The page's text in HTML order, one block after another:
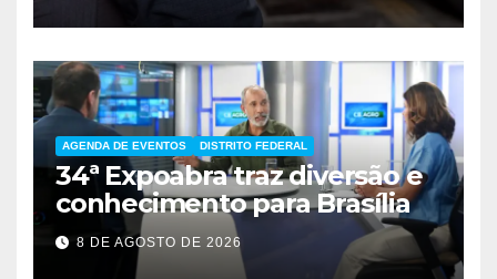
AGENDA DE EVENTOS DISTRITO FEDERAL
34ª Expoabra traz diversão e
conhecimento para Brasília
8 DE AGOSTO DE 2026